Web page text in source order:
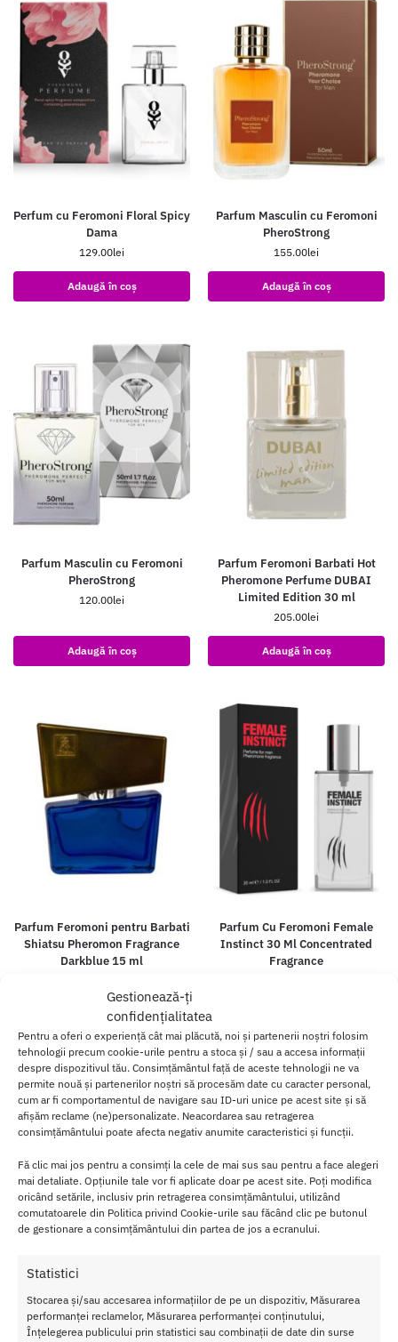
Gestionează-ți
confidențialitatea
Pentru a oferi o experiență cât mai plăcută, noi și partenerii noștri folosim
tehnologii precum cookie-urile pentru a stoca și / sau a accesa informații
despre dispozitivul tău. Consimțământul față de aceste tehnologii ne va
permite nouă și partenerilor noștri să procesăm date cu caracter personal,
cum ar fi comportamentul de navigare sau ID-uri unice pe acest site și să
afișăm reclame (ne)personalizate. Neacordarea sau retragerea
consimțământului poate afecta negativ anumite caracteristici și funcții.
Fă clic mai jos pentru a consimți la cele de mai sus sau pentru a face alegeri
mai detaliate. Opțiunile tale vor fi aplicate doar pe acest site. Poți modifica
oricând setările, inclusiv prin retragerea consimțământului, utilizând
comutatoarele din Politica privind Cookie-urile sau făcând clic pe butonul
de gestionare a consimțământului din partea de jos a ecranului.
Statistici
Stocarea și/sau accesarea informațiilor de pe un dispozitiv, Măsurarea
performanței reclamelor, Măsurarea performanței conținutului,
Înțelegerea publicului prin statistici sau combinații de date din surse
Perfum cu Feromoni Floral Spicy
Dama
129.00lei
Adaugă în coș
Parfum Masculin cu Feromoni
PheroStrong
155.00lei
Adaugă în coș
Parfum Masculin cu Feromoni
PheroStrong
120.00lei
Adaugă în coș
Parfum Feromoni Barbati Hot
Pheromone Perfume DUBAI
Limited Edition 30 ml
205.00lei
Adaugă în coș
Parfum Feromoni pentru Barbati
Shiatsu Pheromon Fragrance
Darkblue 15 ml
Adaugă în coș
Parfum Cu Feromoni Female
Instinct 30 Ml Concentrated
Fragrance
PheroStrong pheromone
Popularity Feminin 50 ml
PheroStrong pheromone
Popularity Barbatesc 50 ml